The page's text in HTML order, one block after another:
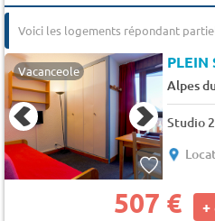
Voici les logements répondant
Vacanceole PLEIN
Alpes
Studio
507 € +